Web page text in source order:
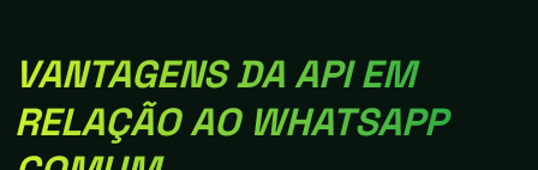
VANTAGENS DA API EM
RELAÇÃO AO WHATSAPP